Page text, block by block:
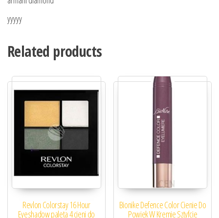
yyyyy
Related products
Revlon Colorstay 16 Hour
Eyeshadow paleta 4 cieni do
Bionike Defence Color Cienie Do
Powiek W Kremie Sztyfcie